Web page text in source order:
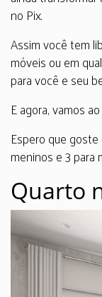
no Pix.
Assim você tem
móveis ou em
para você e seu
E agora, vamos
Espero que
meninos e 3 para
Quarto